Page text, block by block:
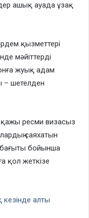
ашық ауада ұзақ
қызметтері
мәйіттерді
жуық адам
– шетелден
қажы ресми визасыз
саяхатын
бағыты бойынша
қол жеткізе
алты